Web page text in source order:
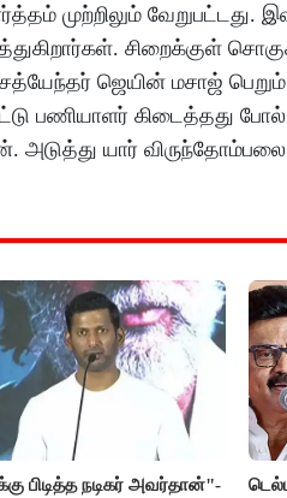
முற்றிலும்
சிறைக்குள்
ஜெயின் மசாஜ்
பணியாளர் கிடைத்தது போல்
யார் விருந்தோம்பலை
பிடித்த நடிகர் அவர்தான்"-